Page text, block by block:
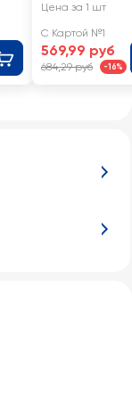
Цена за 1 шт
С Картой №1
569,99 руб
684,29 руб -16%